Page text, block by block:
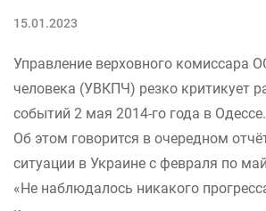
15.01.2023
Управление верховного комиссара
человека (УВКПЧ) резко критикует
событий 2 мая 2014-го года в Одессе.
Об этом говорится в очередном
ситуации в Украине с февраля по
«Не наблюдалось никакого